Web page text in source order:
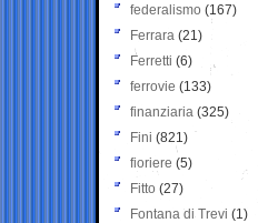
federalismo (167)
Ferrara (21)
Ferretti (6)
ferrovie (133)
finanziaria (325)
Fini (821)
fioriere (5)
Fitto (27)
Fontana di Trevi (1)